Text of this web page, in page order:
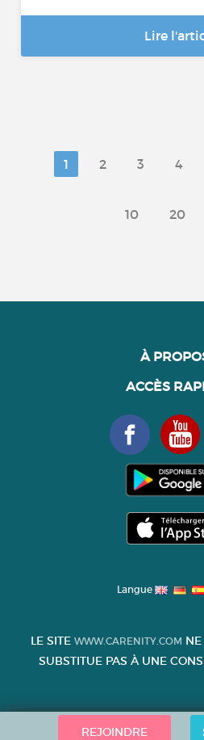
Lire
1 2 3 4
10 20
REJOINDRE
À
ACCÈS
Langue
LE SITE WWW.CARENITY.COM
SUBSTITUE PAS À UNE